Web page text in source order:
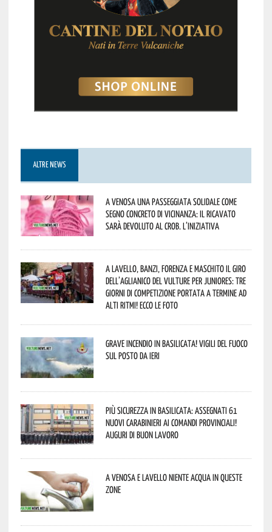
ALTRE NEWS
A Venosa una passeggiata solidale come
segno concreto di vicinanza: il ricavato
sarà devoluto al CROB. L’iniziativa
A Lavello, Banzi, Forenza e Maschito il Giro
dell’Aglianico del Vulture per juniores: tre
giorni di competizione portata a termine ad
alti ritmi! Ecco le foto
Grave incendio in Basilicata! Vigili del fuoco
sul posto da ieri
Più sicurezza in Basilicata: assegnati 61
nuovi Carabinieri ai Comandi provinciali!
Auguri di buon lavoro
A Venosa e Lavello niente acqua in queste
zone